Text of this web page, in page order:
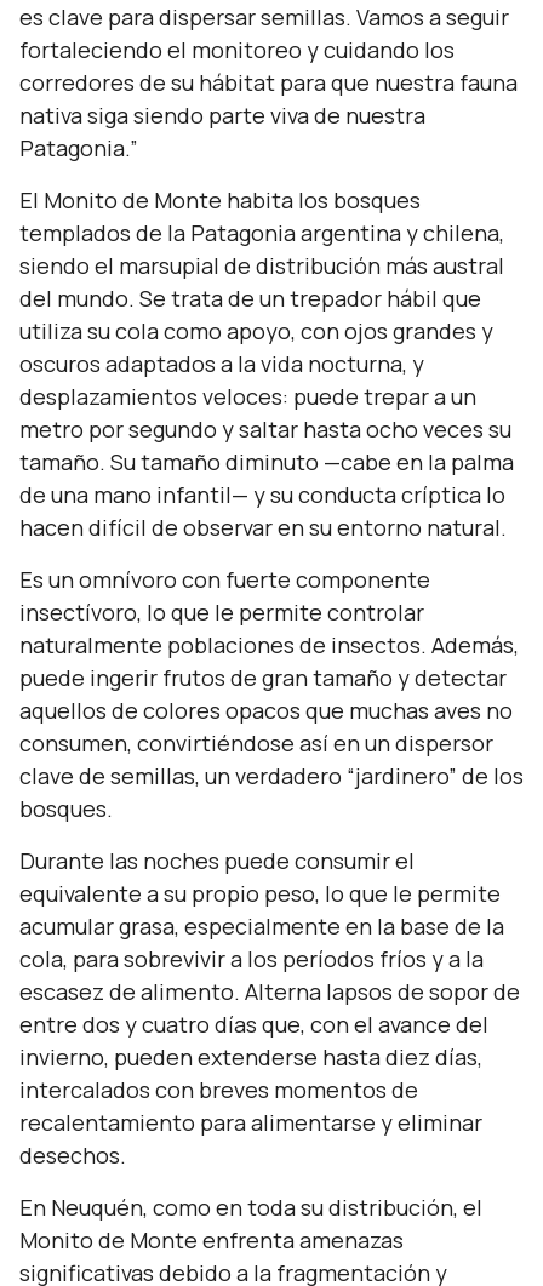
es clave para dispersar semillas. Vamos a seguir
fortaleciendo el monitoreo y cuidando los
corredores de su hábitat para que nuestra fauna
nativa siga siendo parte viva de nuestra
Patagonia.”
El Monito de Monte habita los bosques
templados de la Patagonia argentina y chilena,
siendo el marsupial de distribución más austral
del mundo. Se trata de un trepador hábil que
utiliza su cola como apoyo, con ojos grandes y
oscuros adaptados a la vida nocturna, y
desplazamientos veloces: puede trepar a un
metro por segundo y saltar hasta ocho veces su
tamaño. Su tamaño diminuto —cabe en la palma
de una mano infantil— y su conducta críptica lo
hacen difícil de observar en su entorno natural.
Es un omnívoro con fuerte componente
insectívoro, lo que le permite controlar
naturalmente poblaciones de insectos. Además,
puede ingerir frutos de gran tamaño y detectar
aquellos de colores opacos que muchas aves no
consumen, convirtiéndose así en un dispersor
clave de semillas, un verdadero “jardinero” de los
bosques.
Durante las noches puede consumir el
equivalente a su propio peso, lo que le permite
acumular grasa, especialmente en la base de la
cola, para sobrevivir a los períodos fríos y a la
escasez de alimento. Alterna lapsos de sopor de
entre dos y cuatro días que, con el avance del
invierno, pueden extenderse hasta diez días,
intercalados con breves momentos de
recalentamiento para alimentarse y eliminar
desechos.
En Neuquén, como en toda su distribución, el
Monito de Monte enfrenta amenazas
significativas debido a la fragmentación y